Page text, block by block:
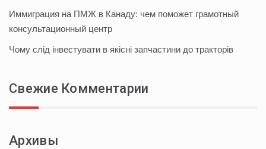
Иммиграция на ПМЖ в Канаду: чем поможет грамотный
консультационный центр
Чому слід інвестувати в якісні запчастини до тракторів
Свежие Комментарии
Архивы